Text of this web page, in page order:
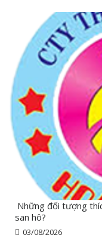
Những đối tượng
san hô?
03/08/2026